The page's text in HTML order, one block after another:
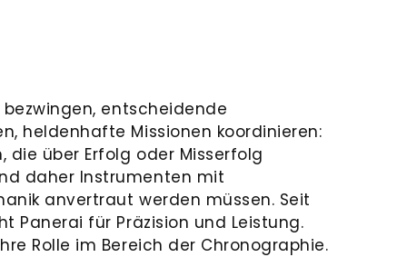
bezwingen, entscheidende
heldenhafte Missionen koordinieren:
über Erfolg oder Misserfolg
daher Instrumenten mit
anvertraut werden müssen. Seit
Panerai für Präzision und Leistung.
Rolle im Bereich der Chronographie.